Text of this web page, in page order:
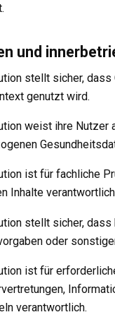
und
stellt sicher,
genutzt wird.
weist ihre Nutzer
ist für fachliche
Inhalte
stellt sicher, dass
oder
ist für
verantwortlich.